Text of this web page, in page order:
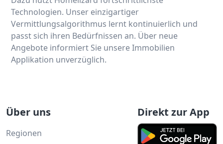
Technologien. Unser einzigartiger
Vermittlungsalgorithmus lernt kontinuierlich und
passt sich ihren Bedürfnissen an. Über neue
Angebote informiert Sie unsere Immobilien
Applikation unverzüglich.
Über uns
Regionen
Direkt zur App